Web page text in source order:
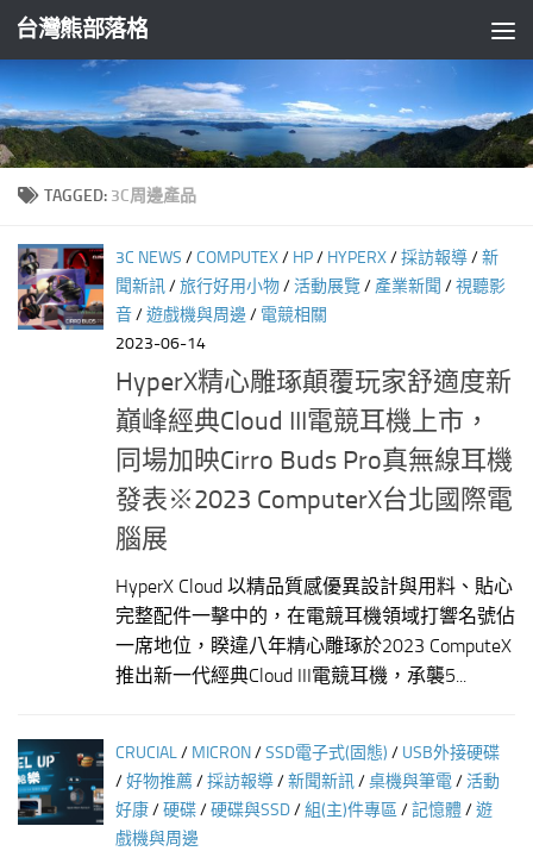
Skip to content
台灣熊部落格
TAGGED: 3C周邊產品
3C NEWS /COMPUTEX/ HP/ HYPERX/採訪報導/新
聞新訊/旅行好用小物/活動展覽/ 產業新聞 /視聽影
音/遊戲機與周邊 / 電競相關
2023-06-14
HyperX精心雕琢顛覆玩家舒適度新
巔峰經典Cloud III電競耳機上市，
同場加映Cirro Buds Pro真無線耳機
發表※2023 ComputerX台北國際電
腦展
HyperX Cloud 以精品質感優異設計與用料、貼心
完整配件一擊中的，在電競耳機領域打響名號佔
一席地位，睽違八年精心雕琢於2023 ComputeX
推出新一代經典Cloud III電競耳機，承襲5...
CRUCIAL/ MICRON/SSD電子式(固態) / USB外接硬碟
/好物推薦/採訪報導/新聞新訊/桌機與筆電/活動
好康/硬碟/硬碟與SSD/組(主)件專區 /記憶體/遊
戲機與周邊